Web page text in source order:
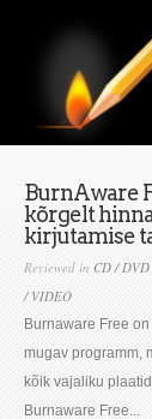
BurnAware
kõrgelt
kirjutamise
Reviewed in CD / DVD
/ VIDEO
Burnaware Free
mugav programm,
kõik vajaliku
Burnaware Free...